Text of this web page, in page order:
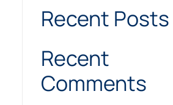
Recent Posts
Recent
Comments